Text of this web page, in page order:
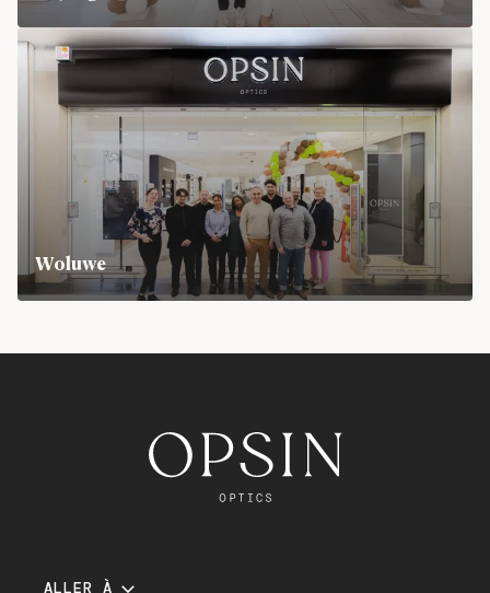
Woluwe
Woluwe Shopping Center, Boulevard de la Woluwe 70
ALLER À